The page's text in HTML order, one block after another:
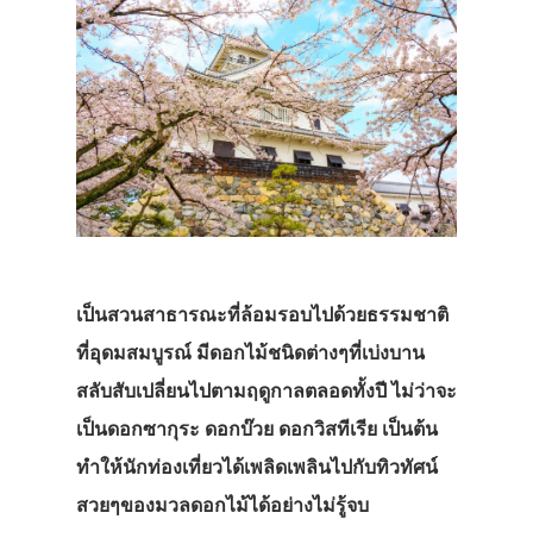
เป็นสวนสาธารณะที่ล้อมรอบไปด้วยธรรมชาติ
ที่อุดมสมบูรณ์ มีดอกไม้ชนิดต่างๆที่เบ่งบาน
สลับสับเปลี่ยนไปตามฤดูกาลตลอดทั้งปี ไม่ว่าจะ
เป็นดอกซากุระ ดอกบ๊วย ดอกวิสทีเรีย เป็นต้น
ทำให้นักท่องเที่ยวได้เพลิดเพลินไปกับทิวทัศน์
สวยๆของมวลดอกไม้ได้อย่างไม่รู้จบ